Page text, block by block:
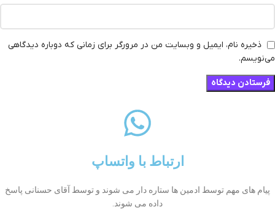
ذخیره نام، ایمیل و وبسایت من در مرورگر برای زمانی که دوباره دیدگاهی
می‌نویسم.
ارتباط با واتساپ
پیام های مهم توسط ادمین ها ستاره دار می شوند و توسط آقای حسنانی پاسخ
داده می شوند.